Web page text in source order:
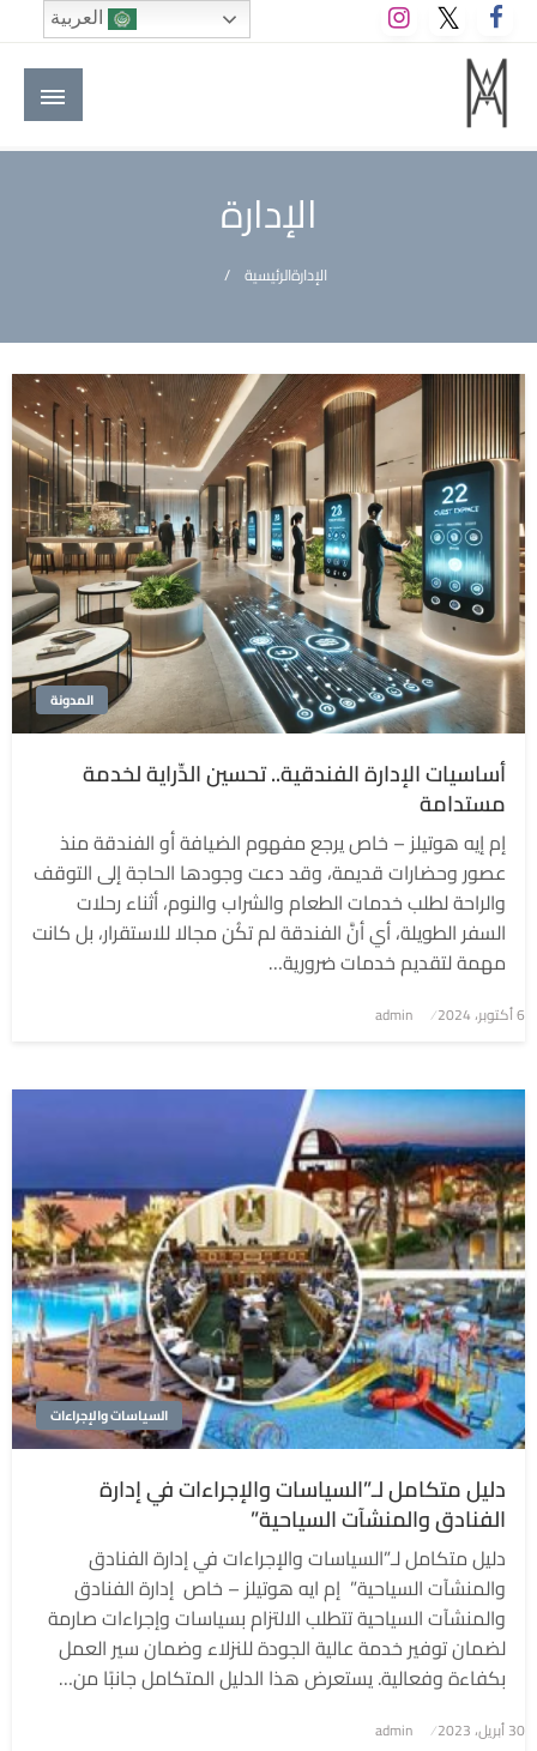
التخطي
إلى
المحتوى
M A hotels | إم ايه هوتيلز
الموقع الأول للعاملين في الفنادق في العالم العربي
الإدارة
الرئيسيةالإدارة
المدونة
أساسيات الإدارة الفندقية.. تحسين الدِّراية لخدمة
مستدامة
إم إيه هوتيلز – خاص يرجع مفهوم الضيافة أو الفندقة منذ
عصور وحضارات قديمة، وقد دعت وجودها الحاجة إلى التوقف
والراحة لطلب خدمات الطعام والشراب والنوم، أثناء رحلات
السفر الطويلة، أي أنَّ الفندقة لم تكُن مجالا للاستقرار، بل كانت
مهمة لتقديم خدمات ضرورية…
نُشر
6 أكتوبر، 2024 admin
السياسات والإجراءات
دليل متكامل لـ”السياسات والإجراءات في إدارة
الفنادق والمنشآت السياحية”
دليل متكامل لـ”السياسات والإجراءات في إدارة الفنادق
والمنشآت السياحية” إم ايه هوتيلز – خاص إدارة الفنادق
والمنشآت السياحية تتطلب الالتزام بسياسات وإجراءات صارمة
لضمان توفير خدمة عالية الجودة للنزلاء وضمان سير العمل
بكفاءة وفعالية. يستعرض هذا الدليل المتكامل جانبًا من…
نُشر
30 أبريل، 2023 admin
العربية